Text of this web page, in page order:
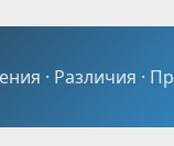
· Различия ·